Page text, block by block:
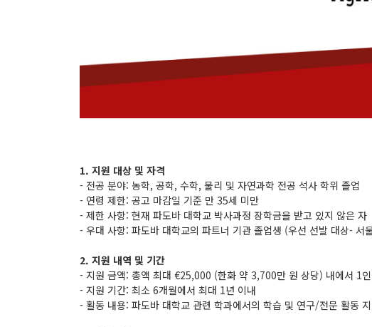
1. 지원 대상 및 자격
- 전공 분야: 농학, 공학, 수학, 물리 및 자연과학 전공 석사 학위 졸업
- 연령 제한: 공고 마감일 기준 만 35세 미만
- 제한 사항: 현재 파도바 대학교 박사과정 장학금을 받고 있지 않은 자
- 우대 사항: 파도바 대학교의 파트너 기관 졸업생 (우선 선발 대상- 서
2. 지원 내역 및 기간
- 지원 금액: 총액 최대 €25,000 (한화 약 3,700만 원 상당) 내에서 1
- 지원 기간: 최소 6개월에서 최대 1년 이내
- 활동 내용: 파도바 대학교 관련 학과에서의 학습 및 연구/전문 활동